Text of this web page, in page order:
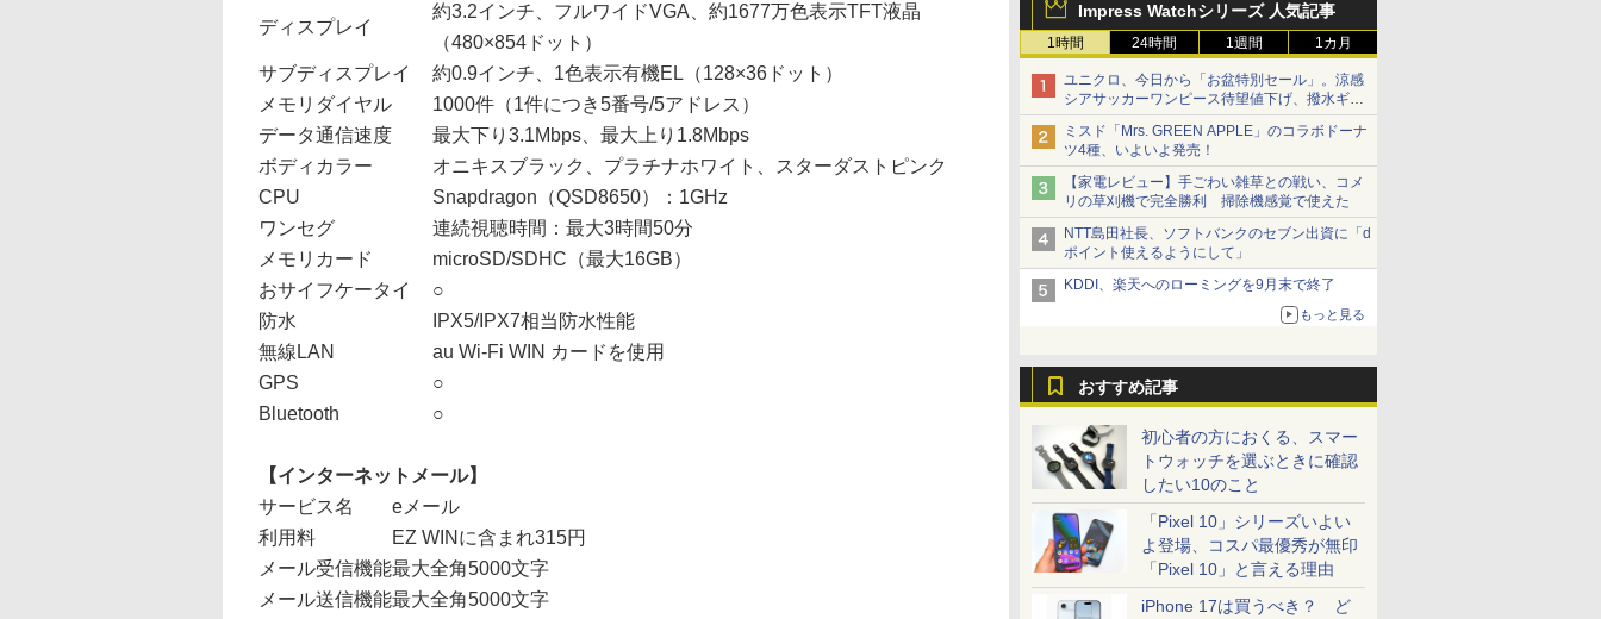
Impress Watchシリーズ 人気記事
1時間 24時間 1週間 1カ月
ユニクロ、今日から「お盆特別セール」。涼感
シアサッカーワンピース待望値下げ、撥水ギア
ショーツは1990円に
ミスド「Mrs. GREEN APPLE」のコラボドーナ
ツ4種、いよいよ発売！
【家電レビュー】手ごわい雑草との戦い、コメ
リの草刈機で完全勝利 掃除機感覚で使えた
NTT島田社長、ソフトバンクのセブン出資に「d
ポイント使えるようにして」
KDDI、楽天へのローミングを9月末で終了
もっと見る
おすすめ記事
初心者の方におくる、スマー
トウォッチを選ぶときに確認
したい10のこと
「Pixel 10」シリーズいよい
よ登場、コスパ最優秀が無印
「Pixel 10」と言える理由
iPhone 17は買うべき？ ど
ディスプレイ
約3.2インチ、フルワイドVGA、約1677万色表示TFT液晶
（480×854ドット）
サブディスプレイ
約0.9インチ、1色表示有機EL（128×36ドット）
メモリダイヤル
1000件（1件につき5番号/5アドレス）
データ通信速度
最大下り3.1Mbps、最大上り1.8Mbps
ボディカラー
オニキスブラック、プラチナホワイト、スターダストピンク
CPU
Snapdragon（QSD8650）：1GHz
ワンセグ
連続視聴時間：最大3時間50分
メモリカード
microSD/SDHC（最大16GB）
おサイフケータイ
○
防水
IPX5/IPX7相当防水性能
無線LAN
au Wi-Fi WIN カードを使用
GPS
○
Bluetooth
○
【インターネットメール】
サービス名
eメール
利用料
EZ WINに含まれ315円
メール受信機能最大全角5000文字
メール送信機能最大全角5000文字